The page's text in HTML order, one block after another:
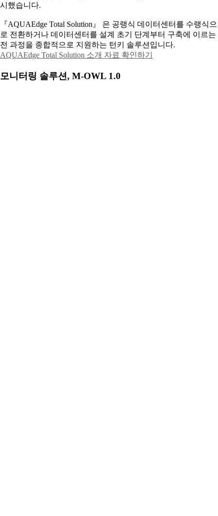
시했습니다.
『AQUAEdge Total Solution』 은 공랭식 데이터센터를 수랭식으
로 전환하거나 데이터센터를 설계 초기 단계부터 구축에 이르는
전 과정을 종합적으로 지원하는 턴키 솔루션입니다.
AQUAEdge Total Solution 소개 자료 확인하기
모니터링 솔루션, M-OWL 1.0